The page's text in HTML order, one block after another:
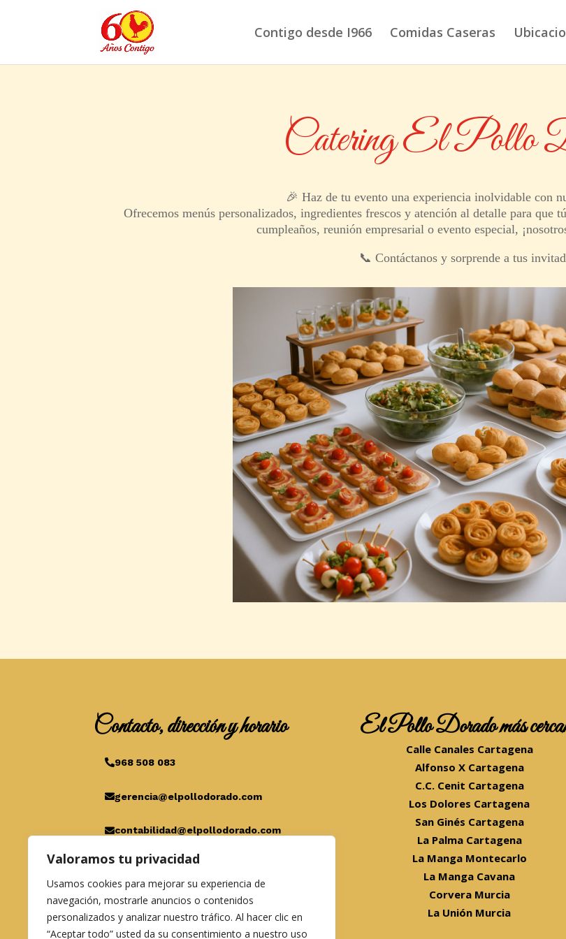
Valoramos tu privacidad
Usamos cookies para mejorar su experiencia de
navegación, mostrarle anuncios o contenidos
personalizados y analizar nuestro tráfico. Al hacer clic en
“Aceptar todo” usted da su consentimiento a nuestro uso
Contigo desde I966 Comidas Caseras
Catering El Pollo
🎉 Haz de tu evento una experiencia inolvidable con
Ofrecemos menús personalizados, ingredientes frescos y atención al detalle para que
cumpleaños, reunión empresarial o evento especial,
📞 Contáctanos y sorprende a tus
Contacto, dirección y horario
968 508 083
gerencia@elpollodorado.com
contabilidad@elpollodorado.com
C/Belgrado, 15, 30392 Cartagena
L/D 10:00-15:30h
El Pollo Dorado más
Calle Canales Cartagena
Alfonso X Cartagena
C.C. Cenit Cartagena
Los Dolores Cartagena
San Ginés Cartagena
La Palma Cartagena
La Manga Montecarlo
La Manga Cavana
Corvera Murcia
La Unión Murcia